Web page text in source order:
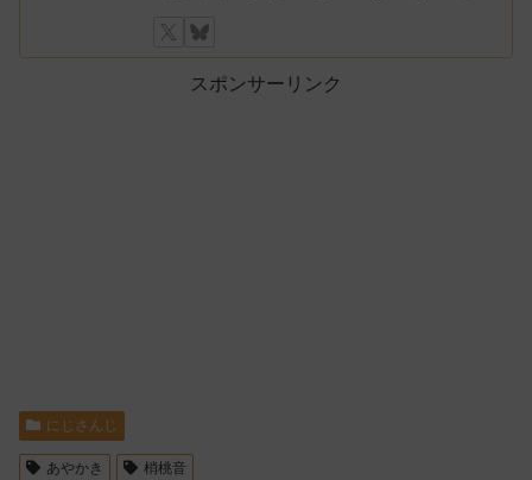
スポンサーリンク
にじさんじ
あやかき 梢桃音